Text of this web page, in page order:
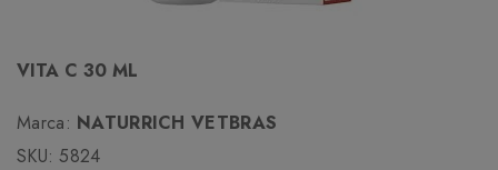
VITA C 30 ML
Marca: NATURRICH VETBRAS
SKU: 5824